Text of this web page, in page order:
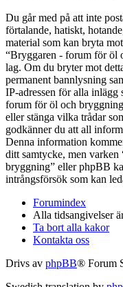
Du går med på att inte
förtalande, hatiskt,
material som kan bryta
“Bryggaren - forum för öl
lag. Om du bryter mot
permanent bannlysning
IP-adressen för alla inlägg
forum för öl och
eller stänga vilka trådar
godkänner du att all
Denna information
ditt samtycke, men
bryggning” eller phpBB
intrångsförsök som kan
Forumindex
Alla tidsangivelser
Ta bort alla kakor
Kontakta oss
Drivs av phpBB® Forum